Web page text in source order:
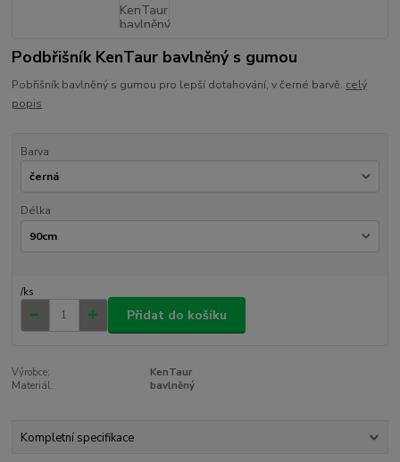
Podbřišník KenTaur bavlněný s gumou
Pobřišník bavlněný s gumou pro lepší dotahování, v černé barvě. celý
popis
Barva
Délka
/ks
Přidat do košíku
Výrobce:
KenTaur
Materiál:
bavlněný
Kompletní specifikace